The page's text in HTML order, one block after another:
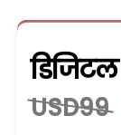
डिजिटल
USD99